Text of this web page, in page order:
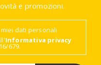
e promozioni.
dati personali
Informativa privacy
679.